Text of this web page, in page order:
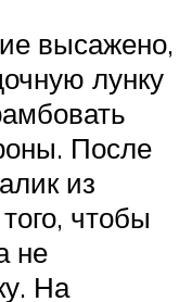
высажено,
лунку
После
из
чтобы
не
На